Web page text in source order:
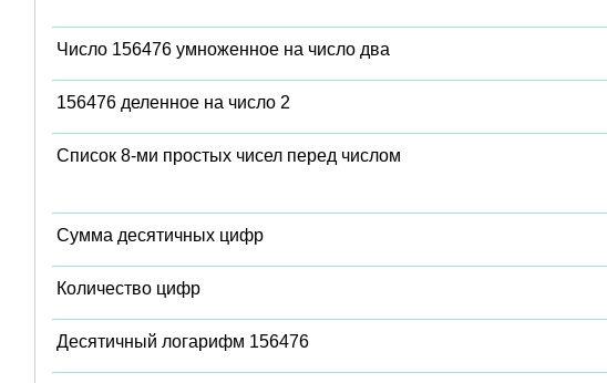
Число 156476 умноженное на число два
156476 деленное на число 2
Список 8-ми простых чисел перед числом
Сумма десятичных цифр
Количество цифр
Десятичный логарифм 156476